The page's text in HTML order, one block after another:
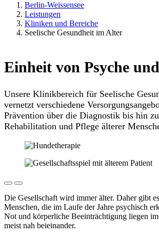
Berlin-Weissensee
Leistungen
Kliniken und Bereiche
Seelische Gesundheit im Alter
Einheit von Psyche
Unsere Klinikbereich für Seelische
vernetzt verschiedene
Prävention über die Diagnostik bis hin
Rehabilitation und Pflege älterer
Die Gesellschaft wird immer älter. Daher gibt
Menschen, die im Laufe der Jahre psychisch
Not und körperliche Beeinträchtigung liegen
meist nah beieinander.